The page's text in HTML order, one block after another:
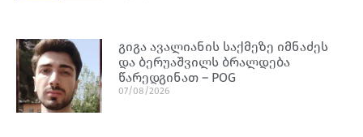
გიგა ავალიანის საქმეზე იმნაძეს
და ბერუაშვილს ბრალდება
წარედგინათ – POG
07/08/2026